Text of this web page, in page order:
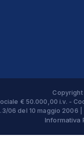
€ 50.000,00 i.v. -
06 del 10 maggio
Informativa